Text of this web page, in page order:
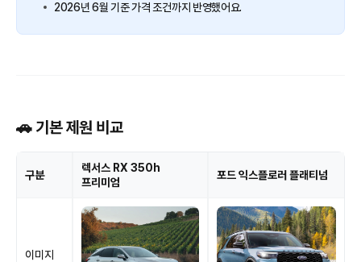
2026년 6월 기준 가격 조건까지 반영했어요.
🚗 기본 제원 비교
구분
렉서스 RX 350h
프리미엄
포드 익스플로러 플래티넘
이미지